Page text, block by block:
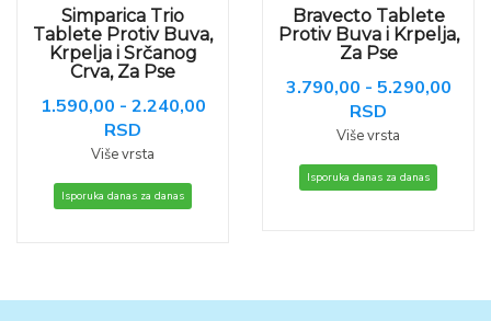
Simparica Trio
Tablete Protiv Buva,
Krpelja i Srčanog
Crva, Za Pse
1.590,00 - 2.240,00
RSD
Više vrsta
Isporuka danas za danas
Bravecto Tablete
Protiv Buva i Krpelja,
Za Pse
3.790,00 - 5.290,00
RSD
Više vrsta
Isporuka danas za danas